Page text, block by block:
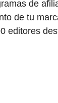
de
de tu
editores